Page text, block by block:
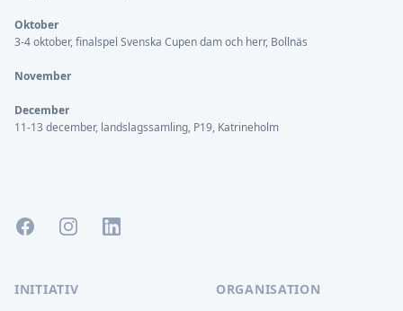
Oktober
3-4 oktober, finalspel Svenska Cupen dam och herr, Bollnäs
November
December
11-13 december, landslagssamling, P19, Katrineholm
FacebookInstagramLinkedIn
INITIATIV ORGANISATION